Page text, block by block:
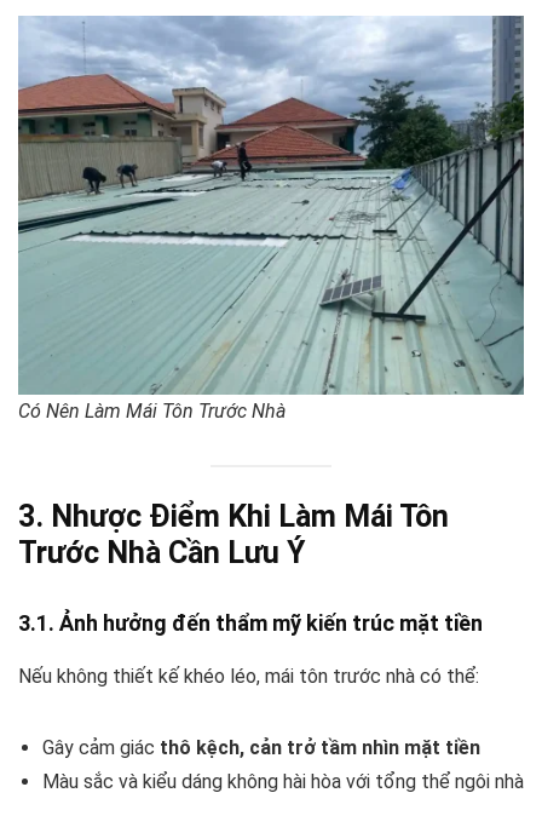
Có Nên Làm Mái Tôn Trước Nhà
3. Nhược Điểm Khi Làm Mái Tôn
Trước Nhà Cần Lưu Ý
3.1. Ảnh hưởng đến thẩm mỹ kiến trúc mặt tiền
Nếu không thiết kế khéo léo, mái tôn trước nhà có thể:
Gây cảm giác thô kệch, cản trở tầm nhìn mặt tiền
Màu sắc và kiểu dáng không hài hòa với tổng thể ngôi nhà